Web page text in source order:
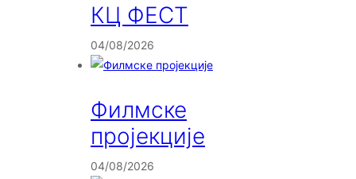
КЦ ФЕСТ
04/08/2026
Филмске
пројекције
04/08/2026